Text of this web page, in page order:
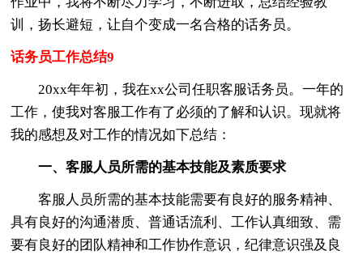
训，扬长避短，让自个变成一名合格的话务员。
话务员工作总结9
20xx年年初，我在xx公司任职客服话务员。一年的
工作，使我对客服工作有了必须的了解和认识。现就将
我的感想及对工作的情况如下总结：
一、客服人员所需的基本技能及素质要求
客服人员所需的基本技能需要有良好的服务精神、
具有良好的沟通潜质、普通话流利、工作认真细致、需
要有良好的团队精神和工作协作意识，纪律意识强及良